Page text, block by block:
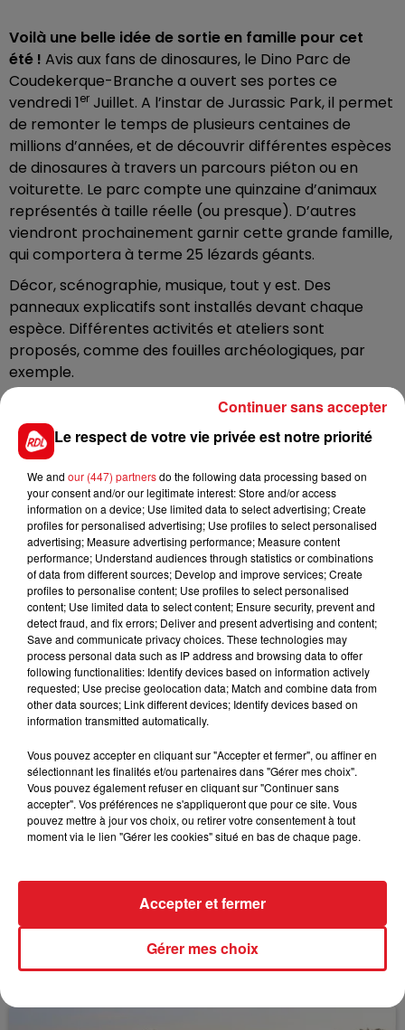
Voilà une belle idée de sortie en famille pour cet
été ! Avis aux fans de dinosaures, le Dino Parc de
Coudekerque-Branche a ouvert ses portes ce
vendredi 1er Juillet. A l’instar de Jurassic Park, il permet
de remonter le temps de plusieurs centaines de
millions d’années, et de découvrir différentes espèces
de dinosaures à travers un parcours piéton ou en
voiturette. Le parc compte une quinzaine d’animaux
représentés à taille réelle (ou presque). D’autres
viendront prochainement garnir cette grande famille,
qui comportera à terme 25 lézards géants.
Décor, scénographie, musique, tout y est. Des
panneaux explicatifs sont installés devant chaque
espèce. Différentes activités et ateliers sont
proposés, comme des fouilles archéologiques, par
exemple.
Le Dino Parc, installé au sein du parc du Fort-Louis,
représente un investissement de quelques 500.000
euros pour la commune. Coudekerque-Branche
espère booster sa fréquentation de 15% dès cet été.
Infos pratiques disponibles surle site de la Ville.
Ouverture tous les jours de 13h à 20h
Hors vacances scolaires : Mercredi, weekend et jours
fériés de 13h à 20h
Tarifs : (pas de réservation), en caisse
5 euros pour les + de 12 ans, 3 euros pour les moins
de 12 ans, gratuit pour les moins de 5 ans.
FIL D'ACTUS
15 juillet 2026
BÉTHUNE: ENQUÊTE POUR HOMICIDE
VOLONTAIRE EN COURS, APRÈS LA...
à des prostituées
Le respect de votre vie privée est notre priorité
We and our (447) partnersdo the following data processing based on
your consent and/or our legitimate interest: Store and/or access
information on a device; Use limited data to select advertising; Create
profiles for personalised advertising; Use profiles to select personalised
advertising; Measure advertising performance; Measure content
performance; Understand audiences through statistics or combinations
of data from different sources; Develop and improve services; Create
profiles to personalise content; Use profiles to select personalised
content; Use limited data to select content; Ensure security, prevent and
detect fraud, and fix errors; Deliver and present advertising and content;
Save and communicate privacy choices. These technologies may
process personal data such as IP address and browsing data to offer
following functionalities: Identify devices based on information actively
requested; Use precise geolocation data; Match and combine data from
other data sources; Link different devices; Identify devices based on
information transmitted automatically.
Vous pouvez accepter en cliquant sur "Accepter et fermer", ou affiner en
sélectionnant les finalités et/ou partenaires dans "Gérer mes choix".
Vous pouvez également refuser en cliquant sur "Continuer sans
accepter". Vos préférences ne s'appliqueront que pour ce site. Vous
pouvez mettre à jour vos choix, ou retirer votre consentement à tout
moment via le lien "Gérer les cookies" situé en bas de chaque page.
Gérer mes choix
Accepter et fermer
Continuer sans accepter